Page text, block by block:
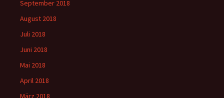
September 2018
August 2018
Juli 2018
Juni 2018
Mai 2018
April 2018
März 2018